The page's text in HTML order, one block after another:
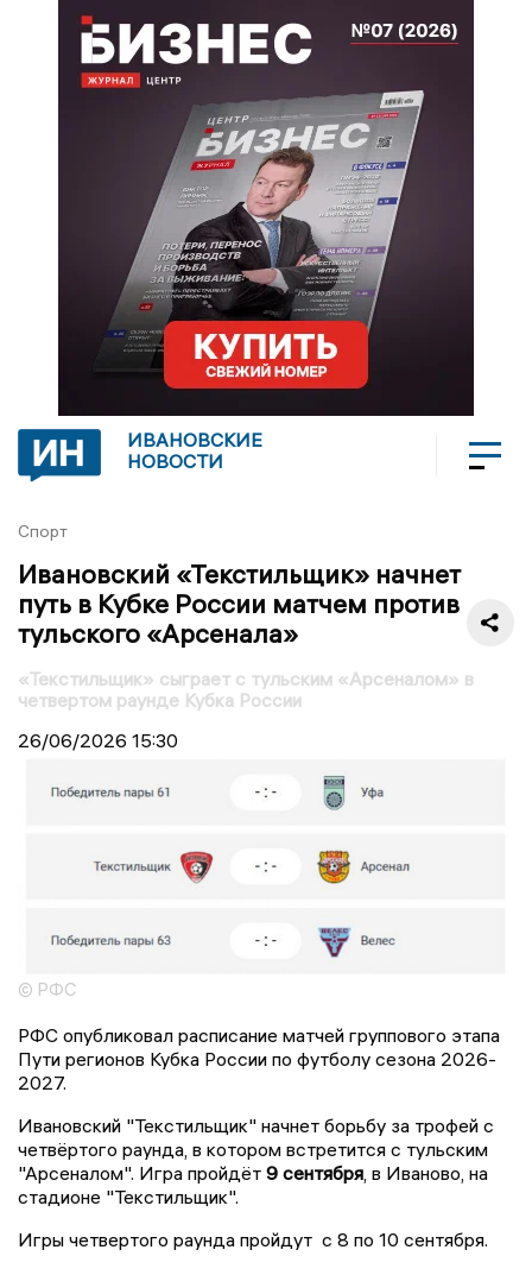
ИВАНОВСКИЕ
НОВОСТИ
Спорт
Ивановский «Текстильщик» начнет
путь в Кубке России матчем против
тульского «Арсенала»
«Текстильщик» сыграет с тульским «Арсеналом» в
четвертом раунде Кубка России
26/06/2026 15:30
© РФС
РФС опубликовал расписание матчей группового этапа
Пути регионов Кубка России по футболу сезона 2026-
2027.
Ивановский "Текстильщик" начнет борьбу за трофей с
четвёртого раунда, в котором встретится с тульским
"Арсеналом". Игра пройдёт 9 сентября , в Иваново, на
стадионе "Текстильщик".
Игры четвертого раунда пройдут с 8 по 10 сентября.